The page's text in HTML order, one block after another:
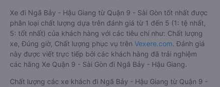
Xe đi Ngã Bảy - Hậu Giang từ Quận 9 - Sài Gòn tốt nhất được
phân loại chất lượng dựa trên đánh giá từ 1 đến 5 (1: tệ nhất,
5: tốt nhất) của khách hàng với các tiêu chí như: Chất lượng
xe, Đúng giờ, Chất lượng phục vụ trên Vexere.com. Đánh giá
này được viết trực tiếp bởi các khách hàng đã trải nghiệm
các hãng Xe Quận 9 - Sài Gòn đi Ngã Bảy - Hậu Giang.
Chất lượng các xe khách đi Ngã Bảy - Hậu Giang từ Quận 9 -